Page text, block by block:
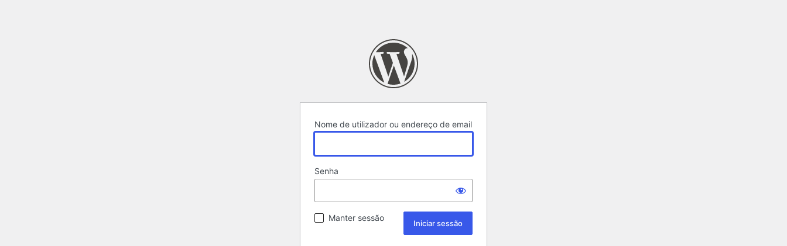
Nome de utilizador ou endereço de email
Senha
Manter sessão